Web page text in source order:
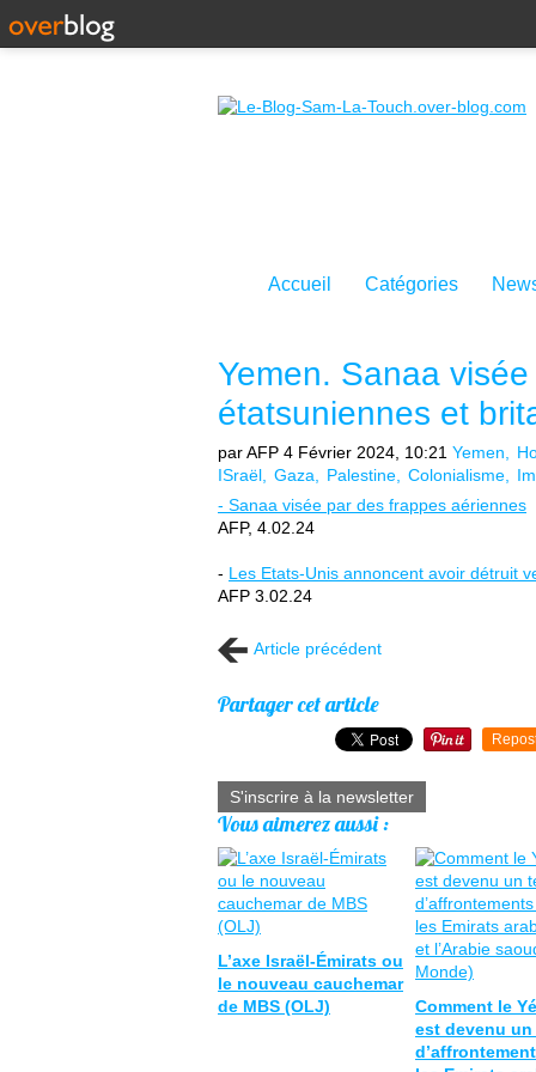
Accueil Catégories
Yemen. Sanaa
étatsuniennes et
par AFP 4 Février 2024, 10:21 Yemen
ISraël
Gaza Palestine Colonialisme
- Sanaa visée par des frappes aériennes
AFP, 4.02.24
- Les Etats-Unis annoncent avoir détruit
AFP 3.02.24
Article précédent
Partager cet article
S'inscrire à la newsletter
Vous aimerez aussi :
L’axe Israël-Émirats ou
le nouveau cauchemar
de MBS (OLJ)
Comment le
est devenu un